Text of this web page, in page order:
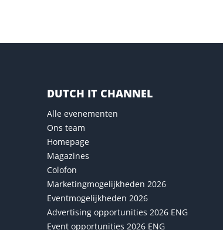
DUTCH IT CHANNEL
Alle evenementen
Ons team
Homepage
Magazines
Colofon
Marketingmogelijkheden 2026
Eventmogelijkheden 2026
Advertising opportunities 2026 ENG
Event opportunities 2026 ENG